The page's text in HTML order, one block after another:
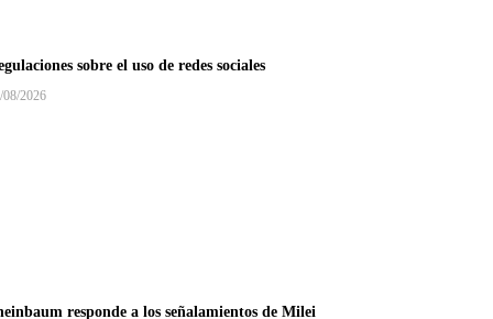
sobre el uso de redes sociales
08/2026
responde a los señalamientos de Milei